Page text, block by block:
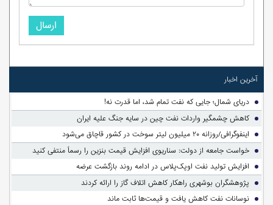
ارسال
آخرین اخبار
دریای شمال؛ جایی که نفت تمام شد، اما قدرت نه!
کاهش چشمگیر واردات نفت چین در سایه جنگ علیه ایران
اینفوگرافی/روزانه ۲۰ میلیون لیتر سوخت در کشور قاچاق می‌شود
خواست جامعه از دولت: سناریوی افزایش قیمت بنزین را رسماً منتفی کنید
افزایش تولید نفت اوپک‌پلاس در ادامه روند بازگشت عرضه
پژوهشگران بوشهری راهکار کاهش اتلاف گاز را ارائه کردند
نوسانات نفت کاهش یافت و قیمت‌ها ثابت ماند